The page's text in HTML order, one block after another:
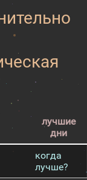
лучшие
дни
когда
лучше?